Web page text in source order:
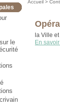
le
Accueil >
la Ville
En